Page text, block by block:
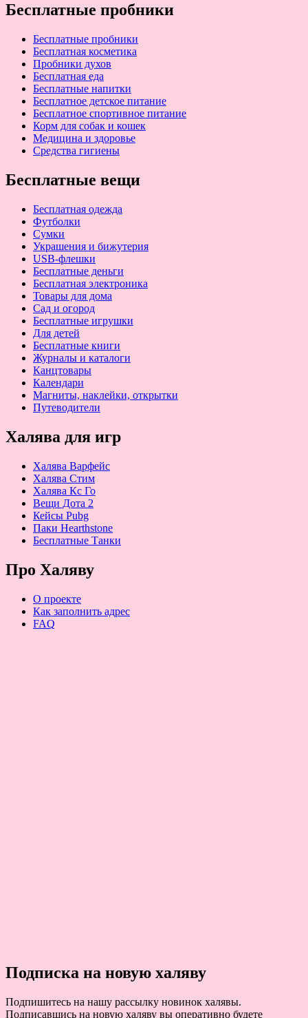
Бесплатные пробники
Бесплатные пробники
Бесплатная косметика
Пробники духов
Бесплатная еда
Бесплатные напитки
Бесплатное детское питание
Бесплатное спортивное питание
Корм для собак и кошек
Медицина и здоровье
Средства гигиены
Бесплатные вещи
Бесплатная одежда
Футболки
Сумки
Украшения и бижутерия
USB-флешки
Бесплатные деньги
Бесплатная электроника
Товары для дома
Сад и огород
Бесплатные игрушки
Для детей
Бесплатные книги
Журналы и каталоги
Канцтовары
Календари
Магниты, наклейки, открытки
Путеводители
Халява для игр
Халява Варфейс
Халява Стим
Халява Кс Го
Вещи Дота 2
Кейсы Pubg
Паки Hearthstone
Бесплатные Танки
Про Халяву
О проекте
Как заполнить адрес
FAQ
Подписка на новую халяву
Подпишитесь на нашу рассылку новинок халявы.
Подписавшись на новую халяву вы оперативно будете